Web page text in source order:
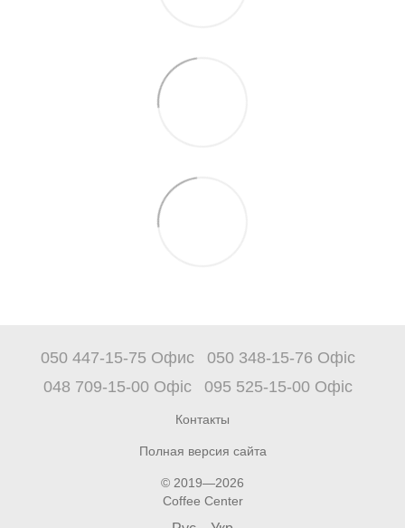
050 447-15-75 Офис
050 348-15-76 Офіс
048 709-15-00 Офіс
095 525-15-00 Офіс
Контакты
Полная версия сайта
© 2019—2026
Coffee Center